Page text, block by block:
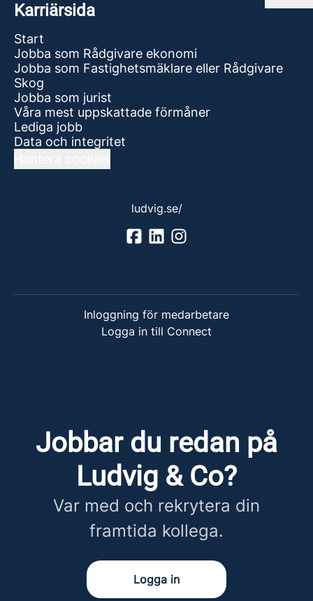
Karriärsida
Start
Jobba som Rådgivare ekonomi
Jobba som Fastighetsmäklare eller Rådgivare
Skog
Jobba som jurist
Våra mest uppskattade förmåner
Lediga jobb
Data och integritet
ludvig.se/
Inloggning för medarbetare
Logga in till Connect
Jobbar du redan på
Ludvig & Co?
Var med och rekrytera din
framtida kollega.
Logga in